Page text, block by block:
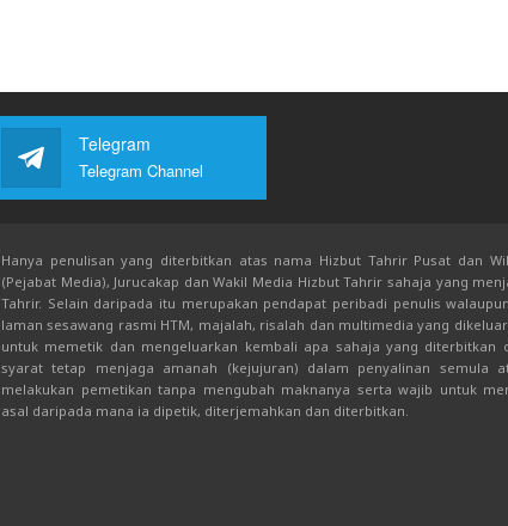
Telegram
Telegram Channel
Hanya penulisan yang diterbitkan atas nama Hizbut Tahrir Pusat dan
(Pejabat Media), Jurucakap dan Wakil Media Hizbut Tahrir sahaja yang
Tahrir. Selain daripada itu merupakan pendapat peribadi penulis
laman sesawang rasmi HTM, majalah, risalah dan multimedia yang
untuk memetik dan mengeluarkan kembali apa sahaja yang diterbitkan
syarat tetap menjaga amanah (kejujuran) dalam penyalinan semula
melakukan pemetikan tanpa mengubah maknanya serta wajib untuk
asal daripada mana ia dipetik, diterjemahkan dan diterbitkan.